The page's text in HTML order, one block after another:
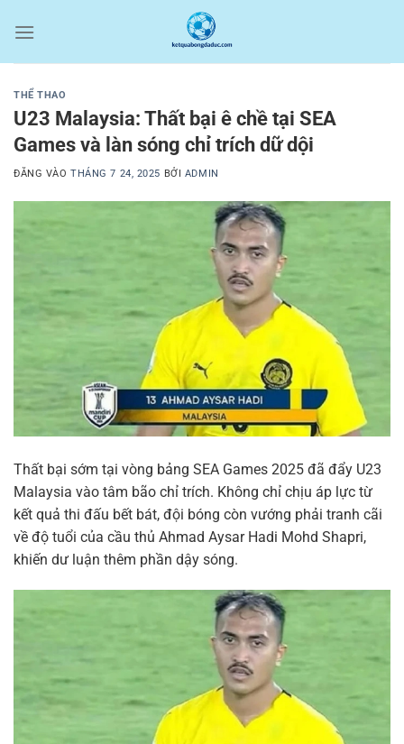
qua
THỂ THAO
U23 Malaysia: Thất bại ê chề tại SEA
Games và làn sóng chỉ trích dữ dội
ĐĂNG VÀOTHÁNG 7 24, 2025 BỞI ADMIN
Thất bại sớm tại vòng bảng SEA Games 2025 đã đẩy U23
Malaysia vào tâm bão chỉ trích. Không chỉ chịu áp lực từ
kết quả thi đấu bết bát, đội bóng còn vướng phải tranh cãi
về độ tuổi của cầu thủ Ahmad Aysar Hadi Mohd Shapri,
khiến dư luận thêm phần dậy sóng.